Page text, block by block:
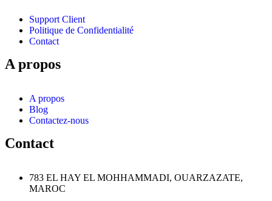
Support Client
Politique de Confidentialité
Contact
A propos
A propos
Blog
Contactez-nous
Contact
783 EL HAY EL MOHHAMMADI, OUARZAZATE,
MAROC